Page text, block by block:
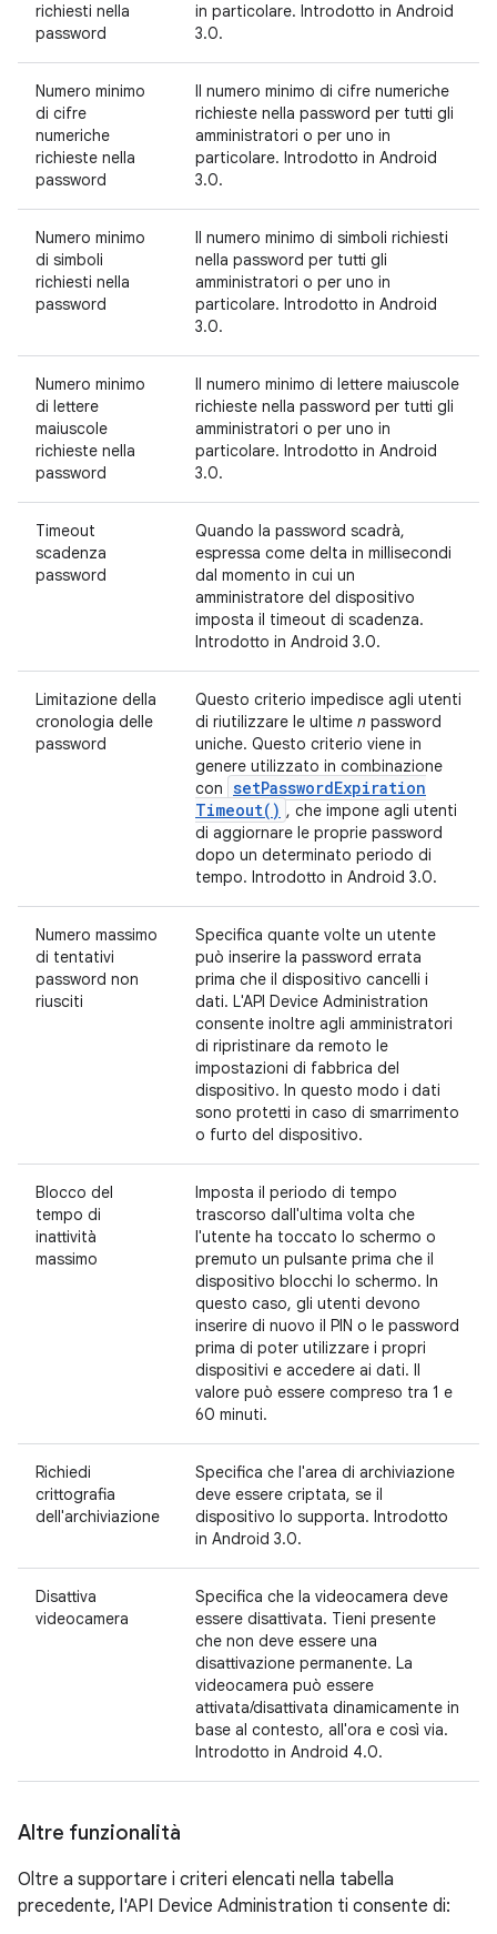
richiesti nella
password
in particolare. Introdotto in Android
3.0.
Numero minimo
di cifre
numeriche
richieste nella
password
Il numero minimo di cifre numeriche
richieste nella password per tutti gli
amministratori o per uno in
particolare. Introdotto in Android
3.0.
Numero minimo
di simboli
richiesti nella
password
Il numero minimo di simboli richiesti
nella password per tutti gli
amministratori o per uno in
particolare. Introdotto in Android
3.0.
Numero minimo
di lettere
maiuscole
richieste nella
password
Il numero minimo di lettere maiuscole
richieste nella password per tutti gli
amministratori o per uno in
particolare. Introdotto in Android
3.0.
Timeout
scadenza
password
Quando la password scadrà,
espressa come delta in millisecondi
dal momento in cui un
amministratore del dispositivo
imposta il timeout di scadenza.
Introdotto in Android 3.0.
Limitazione della
cronologia delle
password
Questo criterio impedisce agli utenti
di riutilizzare le ultime n password
uniche. Questo criterio viene in
genere utilizzato in combinazione
con setPasswordExpiration
Timeout( ) , che impone agli utenti
di aggiornare le proprie password
dopo un determinato periodo di
tempo. Introdotto in Android 3.0.
Numero massimo
di tentativi
password non
riusciti
Specifica quante volte un utente
può inserire la password errata
prima che il dispositivo cancelli i
dati. L'API Device Administration
consente inoltre agli amministratori
di ripristinare da remoto le
impostazioni di fabbrica del
dispositivo. In questo modo i dati
sono protetti in caso di smarrimento
o furto del dispositivo.
Blocco del
tempo di
inattività
massimo
Imposta il periodo di tempo
trascorso dall'ultima volta che
l'utente ha toccato lo schermo o
premuto un pulsante prima che il
dispositivo blocchi lo schermo. In
questo caso, gli utenti devono
inserire di nuovo il PIN o le password
prima di poter utilizzare i propri
dispositivi e accedere ai dati. Il
valore può essere compreso tra 1 e
60 minuti.
Richiedi
crittografia
dell'archiviazione
Specifica che l'area di archiviazione
deve essere criptata, se il
dispositivo lo supporta. Introdotto
in Android 3.0.
Disattiva
videocamera
Specifica che la videocamera deve
essere disattivata. Tieni presente
che non deve essere una
disattivazione permanente. La
videocamera può essere
attivata/disattivata dinamicamente in
base al contesto, all'ora e così via.
Introdotto in Android 4.0.
Altre funzionalità
Oltre a supportare i criteri elencati nella tabella
precedente, l'API Device Administration ti consente di: